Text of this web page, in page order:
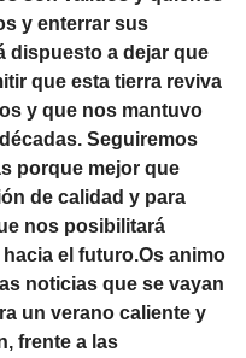
y enterrar sus
dispuesto a dejar que
que esta tierra reviva
y que nos mantuvo
Seguiremos
porque mejor que
de calidad y para
nos posibilitará
el futuro.Os animo
noticias que se vayan
un verano caliente y
frente a las